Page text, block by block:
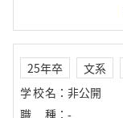
25年卒 文系
学校名 ： 非公開
職種 ： -